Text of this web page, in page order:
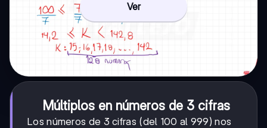
Ver
Múltiplos en números de 3 cifras
Los números de 3 cifras (del 100 al 999) nos